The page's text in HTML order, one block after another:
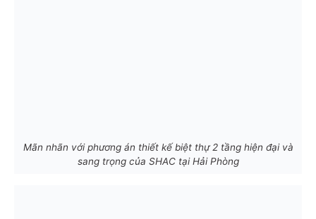
Mãn nhãn với phương án thiết kế biệt thự 2 tầng hiện đại và
sang trọng của SHAC tại Hải Phòng